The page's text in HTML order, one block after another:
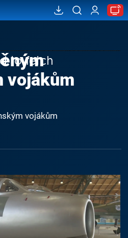
to fetch
vojákům
vojákům